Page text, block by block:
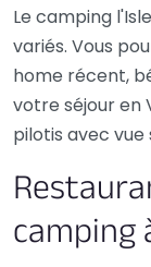
Le camping
variés. Vous
home récent,
votre séjour en
pilotis avec vue
camping